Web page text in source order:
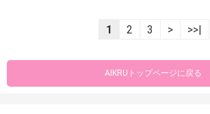
1 2 3 > >>|
AIKRUトップページに戻る